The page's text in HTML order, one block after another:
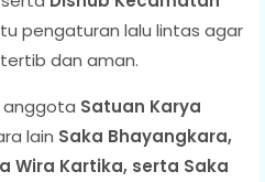
pengaturan lalu lintas agar
dan aman.
anggota Satuan Karya
lain Saka Bhayangkara,
Wira Kartika, serta Saka